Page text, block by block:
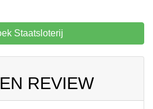
Staatsloterij
REVIEW